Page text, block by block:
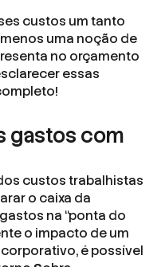
custos um tanto
uma noção de
no orçamento
essas
gastos com
custos trabalhistas
o caixa da
na “ponta do
o impacto de um
é possível